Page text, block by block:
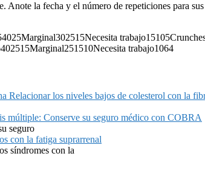
la fecha y el número de repeticiones para
trabajo1064
Relacionar los niveles bajos de colesterol con la
múltiple: Conserve su seguro médico con COBRA
seguro
con la fatiga suprarrenal
síndromes con la